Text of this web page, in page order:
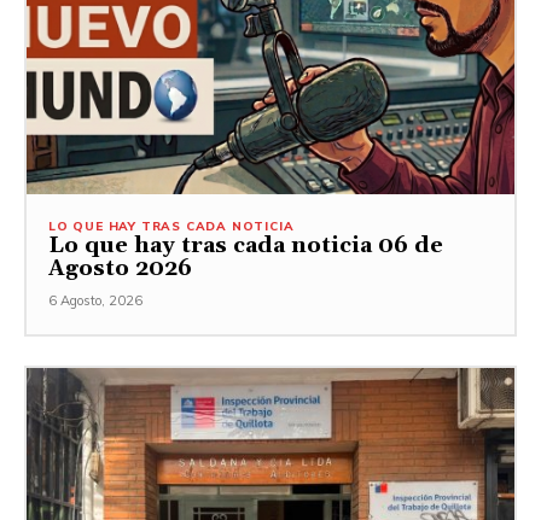
LO QUE HAY TRAS CADA NOTICIA
Lo que hay tras cada noticia 06 de
Agosto 2026
6 Agosto, 2026